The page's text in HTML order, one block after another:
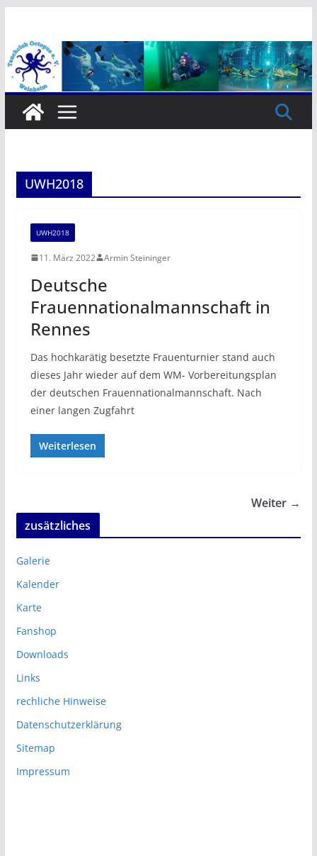
springen
UWH2018
UWH2018
11. März 2022 Armin Steininger
Deutsche
Frauennationalmannschaft in
Rennes
Das hochkarätig besetzte Frauenturnier stand auch
dieses Jahr wieder auf dem WM- Vorbereitungsplan
der deutschen Frauennationalmannschaft. Nach
einer langen Zugfahrt
Weiterlesen
Weiter →
zusätzliches
Galerie
Kalender
Karte
Fanshop
Downloads
Links
rechliche Hinweise
Datenschutzerklärung
Sitemap
Impressum